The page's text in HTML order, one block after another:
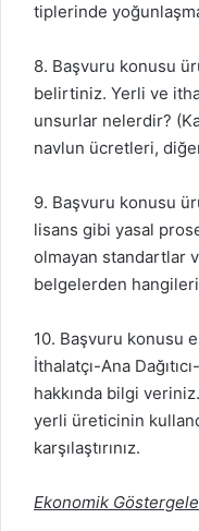
tiplerinde
8. Başvuru konusu
belirtiniz. Yerli ve
unsurlar nelerdir?
navlun ücretleri,
9. Başvuru konusu
lisans gibi yasal
olmayan standartlar
belgelerden
10. Başvuru konusu
İthalatçı-Ana
hakkında bilgi
yerli üreticinin
karşılaştırınız.
Ekonomik